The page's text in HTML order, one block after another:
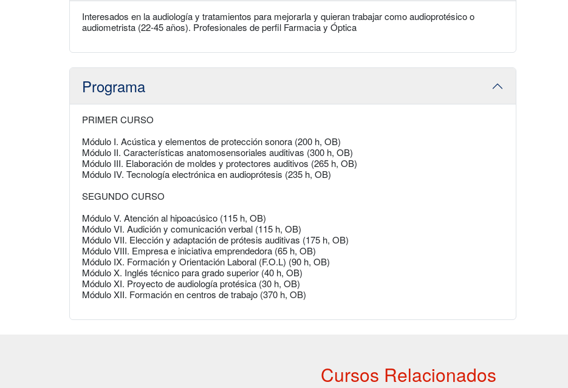
Interesados en la audiología y tratamientos para mejorarla y quieran trabajar como audioprotésico o
audiometrista (22-45 años). Profesionales de perfil Farmacia y Óptica
Programa
PRIMER CURSO
Módulo I. Acústica y elementos de protección sonora (200 h, OB)
Módulo II. Características anatomosensoriales auditivas (300 h, OB)
Módulo III. Elaboración de moldes y protectores auditivos (265 h, OB)
Módulo IV. Tecnología electrónica en audioprótesis (235 h, OB)
SEGUNDO CURSO
Módulo V. Atención al hipoacúsico (115 h, OB)
Módulo VI. Audición y comunicación verbal (115 h, OB)
Módulo VII. Elección y adaptación de prótesis auditivas (175 h, OB)
Módulo VIII. Empresa e iniciativa emprendedora (65 h, OB)
Módulo IX. Formación y Orientación Laboral (F.O.L) (90 h, OB)
Módulo X. Inglés técnico para grado superior (40 h, OB)
Módulo XI. Proyecto de audiología protésica (30 h, OB)
Módulo XII. Formación en centros de trabajo (370 h, OB)
Cursos Relacionados